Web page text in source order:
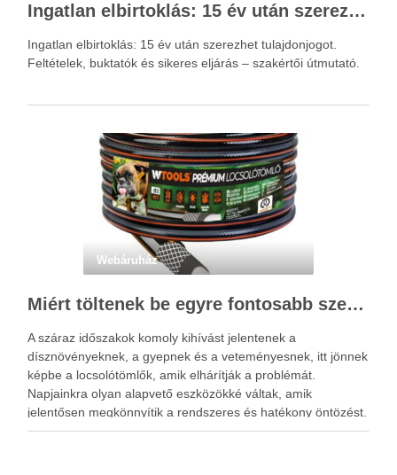
Ingatlan elbirtoklás: 15 év után szerezhet tulajdonjogot – szakértői útmutató
Ingatlan elbirtoklás: 15 év után szerezhet tulajdonjogot.
Feltételek, buktatók és sikeres eljárás – szakértői útmutató.
Webáruház
Miért töltenek be egyre fontosabb szerepet a locsolótömlők?
A száraz időszakok komoly kihívást jelentenek a
dísznövényeknek, a gyepnek és a veteményesnek, itt jönnek
képbe a locsolótömlők, amik elhárítják a problémát.
Napjainkra olyan alapvető eszközökké váltak, amik
jelentősen megkönnyítik a rendszeres és hatékony öntözést.
A megfelelő vízellátás nemcsak a növények fejlődésére van